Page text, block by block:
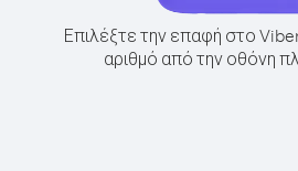
Επιλέξτε την επαφή στο
αριθμό από την οθόνη